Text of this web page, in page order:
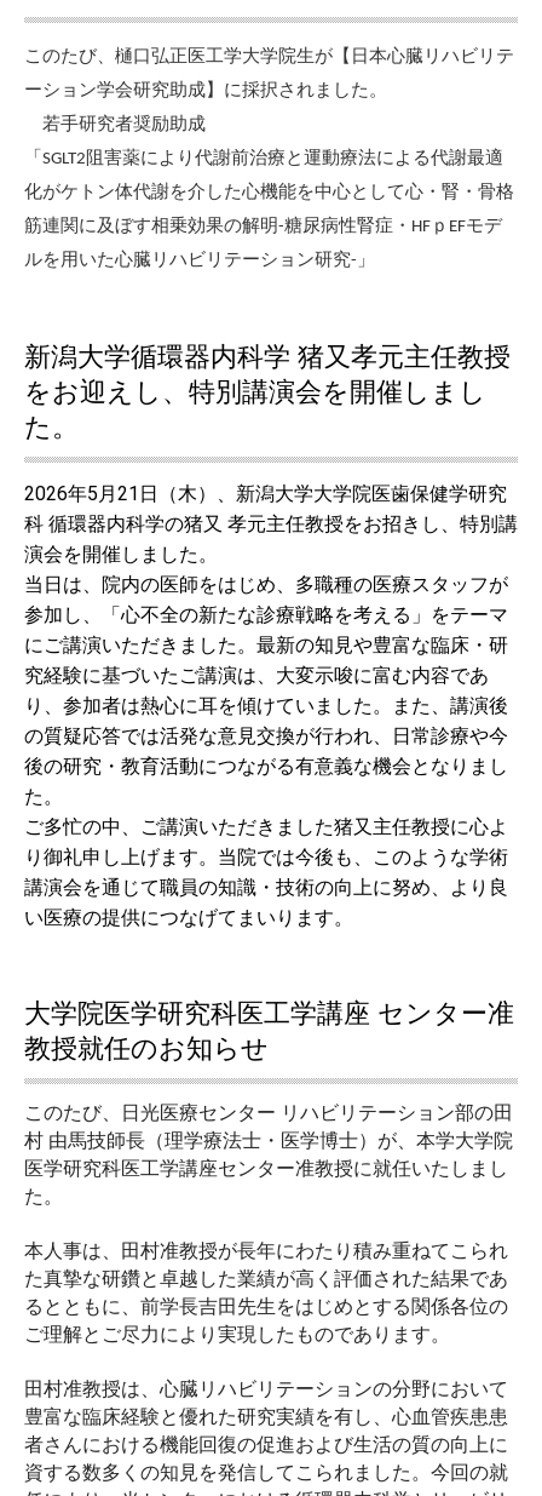
このたび、樋口弘正医工学大学院生が【日本心臓リハビリテ
ーション学会研究助成】に採択されました。
若手研究者奨励助成
「SGLT2阻害薬により代謝前治療と運動療法による代謝最適
化がケトン体代謝を介した心機能を中心として心・腎・骨格
筋連関に及ぼす相乗効果の解明-糖尿病性腎症・HFｐEFモデ
ルを用いた心臓リハビリテーション研究-」
新潟大学循環器内科学 猪又孝元主任教授
をお迎えし、特別講演会を開催しまし
た。
2026年5月21日（木）、新潟大学大学院医歯保健学研究
科 循環器内科学の猪又 孝元主任教授をお招きし、特別講
演会を開催しました。
当日は、院内の医師をはじめ、多職種の医療スタッフが
参加し、「心不全の新たな診療戦略を考える」をテーマ
にご講演いただきました。最新の知見や豊富な臨床・研
究経験に基づいたご講演は、大変示唆に富む内容であ
り、参加者は熱心に耳を傾けていました。また、講演後
の質疑応答では活発な意見交換が行われ、日常診療や今
後の研究・教育活動につながる有意義な機会となりまし
た。
ご多忙の中、ご講演いただきました猪又主任教授に心よ
り御礼申し上げます。当院では今後も、このような学術
講演会を通じて職員の知識・技術の向上に努め、より良
い医療の提供につなげてまいります。
大学院医学研究科医工学講座 センター准
教授就任のお知らせ
このたび、日光医療センター リハビリテーション部の田
村 由馬技師長（理学療法士・医学博士）が、本学大学院
医学研究科医工学講座センター准教授に就任いたしまし
た。
本人事は、田村准教授が長年にわたり積み重ねてこられ
た真摯な研鑽と卓越した業績が高く評価された結果であ
るとともに、前学長吉田先生をはじめとする関係各位の
ご理解とご尽力により実現したものであります。
田村准教授は、心臓リハビリテーションの分野において
豊富な臨床経験と優れた研究実績を有し、心血管疾患患
者さんにおける機能回復の促進および生活の質の向上に
資する数多くの知見を発信してこられました。今回の就